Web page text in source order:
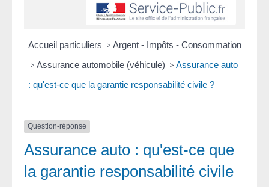
Accueil particuliers > Argent - Impôts - Consommation
> Assurance automobile (véhicule) > Assurance auto
: qu'est-ce que la garantie responsabilité civile ?
Question-réponse
Assurance auto : qu'est-ce que
la garantie responsabilité civile